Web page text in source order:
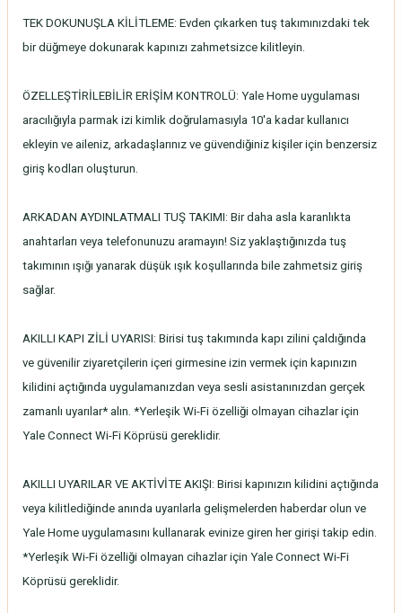
TEK DOKUNUŞLA KİLİTLEME: Evden çıkarken tuş takımınızdaki tek
bir düğmeye dokunarak kapınızı zahmetsizce kilitleyin.
ÖZELLEŞTİRİLEBİLİR ERİŞİM KONTROLÜ: Yale Home uygulaması
aracılığıyla parmak izi kimlik doğrulamasıyla 10'a kadar kullanıcı
ekleyin ve aileniz, arkadaşlarınız ve güvendiğiniz kişiler için benzersiz
giriş kodları oluşturun.
ARKADAN AYDINLATMALI TUŞ TAKIMI: Bir daha asla karanlıkta
anahtarları veya telefonunuzu aramayın! Siz yaklaştığınızda tuş
takımının ışığı yanarak düşük ışık koşullarında bile zahmetsiz giriş
sağlar.
AKILLI KAPI ZİLİ UYARISI: Birisi tuş takımında kapı zilini çaldığında
ve güvenilir ziyaretçilerin içeri girmesine izin vermek için kapınızın
kilidini açtığında uygulamanızdan veya sesli asistanınızdan gerçek
zamanlı uyarılar* alın. *Yerleşik Wi-Fi özelliği olmayan cihazlar için
Yale Connect Wi-Fi Köprüsü gereklidir.
AKILLI UYARILAR VE AKTİVİTE AKIŞI: Birisi kapınızın kilidini açtığında
veya kilitlediğinde anında uyarılarla gelişmelerden haberdar olun ve
Yale Home uygulamasını kullanarak evinize giren her girişi takip edin.
*Yerleşik Wi-Fi özelliği olmayan cihazlar için Yale Connect Wi-Fi
Köprüsü gereklidir.